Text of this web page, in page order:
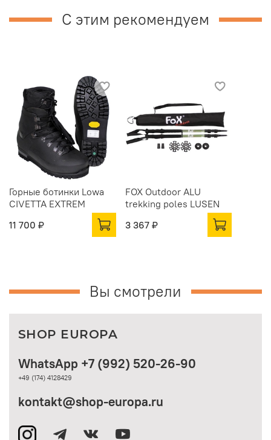
С этим рекомендуем
Горные ботинки Lowa
CIVETTA EXTREM
11 700 ₽
FOX Outdoor ALU
trekking poles LUSEN
3 367 ₽
Вы смотрели
WhatsApp +7 (992) 520-26-90
+49 (174) 4128429
kontakt@shop-europa.ru
SHOP EUROPA